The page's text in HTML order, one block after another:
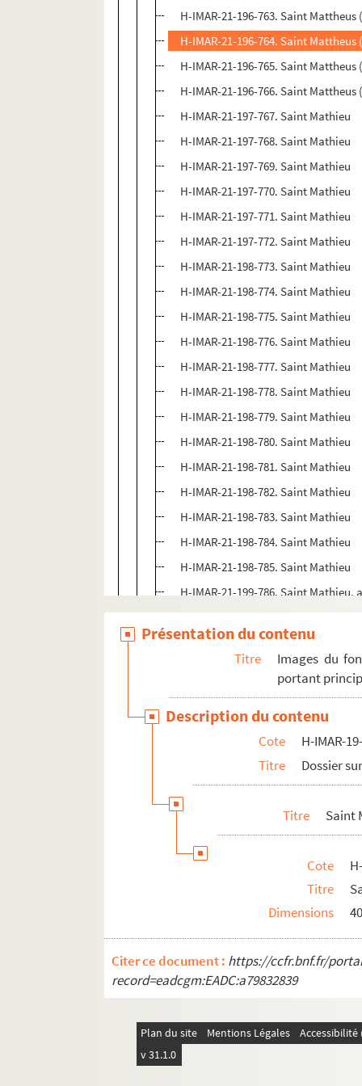
H-IMAR-21-196-763. Saint
H-IMAR-21-196-764. Saint
H-IMAR-21-196-765. Saint
H-IMAR-21-196-766. Saint
H-IMAR-21-197-767. Saint Mathieu
H-IMAR-21-197-768. Saint Mathieu
H-IMAR-21-197-769. Saint Mathieu
H-IMAR-21-197-770. Saint Mathieu
H-IMAR-21-197-771. Saint Mathieu
H-IMAR-21-197-772. Saint Mathieu
H-IMAR-21-198-773. Saint Mathieu
H-IMAR-21-198-774. Saint Mathieu
H-IMAR-21-198-775. Saint Mathieu
H-IMAR-21-198-776. Saint Mathieu
H-IMAR-21-198-777. Saint Mathieu
H-IMAR-21-198-778. Saint Mathieu
H-IMAR-21-198-779. Saint Mathieu
H-IMAR-21-198-780. Saint Mathieu
H-IMAR-21-198-781. Saint Mathieu
H-IMAR-21-198-782. Saint Mathieu
H-IMAR-21-198-783. Saint Mathieu
H-IMAR-21-198-784. Saint Mathieu
H-IMAR-21-198-785. Saint Mathieu
H-IMAR-21-199-786. Saint Mathieu,
H-IMAR-21-200-787. Saint
H-IMAR-21-200-788. Saint
H-IMAR-21-200-789. Saint
H-IMAR-22-1-1. Grand tableau
Pomey - Saint Goar d'Arneke
Les saints martyrs Greogory et
Les saints "Septem Dormientes"
Les saints martyrs
Sainte Marie, sainte Marthe et autres
H-IMAR-22-11-65. AVCtor Fratrum
H-IMAR-22-13-67. Les dix milles
H-IMAR-22-14-68. Incipit prologus
H-IMAR-22-15-69. Nouvelles fleurs des
Calendrier des saints
Présentation du contenu
Titre
Images du
portant
Description du contenu
Cote
H-IMAR-
Titre
Dossier
Titre Saint
Cote
Titre
Dimensions
Citer ce document : https://ccfr.bnf.fr/
record=eadcgm:EADC:a79832839
Plan du site Mentions Légales
v 31.1.0